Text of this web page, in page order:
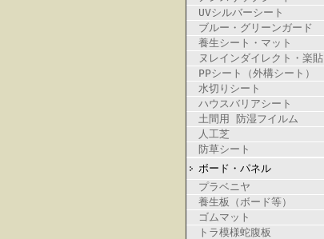
UVシルバーシート
ブルー・グリーンガード
養生シート・マット
ヌレインダイレクト・楽貼
PPシート（外構シート）
水切りシート
ハウスバリアシート
土間用 防湿フイルム
人工芝
防草シート
ボード・パネル
プラベニヤ
養生板（ボード等）
ゴムマット
トラ模様蛇腹板